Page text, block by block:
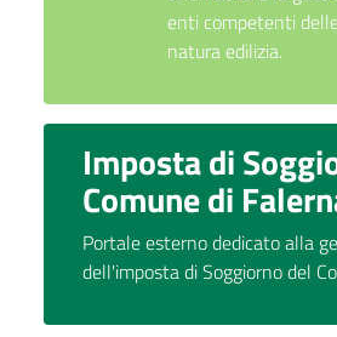
enti competenti
natura edilizia.
Imposta di
Comune di
Portale esterno dedicato alla
dell'imposta di Soggiorno del